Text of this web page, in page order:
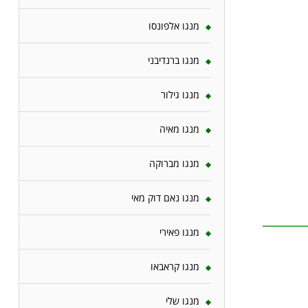
מנגו אלפונסו
מנגו ברנדיבני
מנגו גילור
מנגו מאיה
מנגו מברוקה
מנגו נאם דוק מאי
מנגו פאירי
מנגו קראבאו
מנגו שלי